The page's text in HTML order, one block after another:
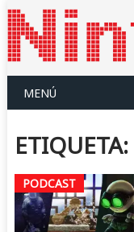
MENÚ
ETIQUETA:
PODCAST